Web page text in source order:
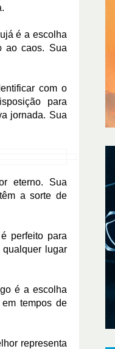
é a escolha
ao caos. Sua
com o
para
jornada. Sua
eterno. Sua
a sorte de
perfeito para
lugar
é a escolha
tempos de
representa